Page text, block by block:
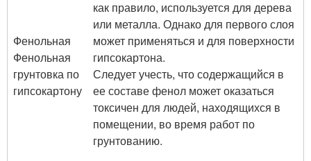
Фенольная
Фенольная
грунтовка по
гипсокартону
как правило, используется для дерева
или металла. Однако для первого слоя
может применяться и для поверхности
гипсокартона.
Следует учесть, что содержащийся в
ее составе фенол может оказаться
токсичен для людей, находящихся в
помещении, во время работ по
грунтованию.